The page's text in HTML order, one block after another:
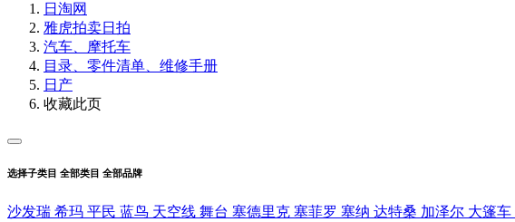
日淘网
雅虎拍卖日拍
汽车、摩托车
目录、零件清单、维修手册
日产
收藏此页
选择子类目 全部类目 全部品牌
沙发瑞 希玛 平民 蓝鸟 天空线 舞台 塞德里克 塞菲罗 塞纳 达特桑 加泽尔 大篷车